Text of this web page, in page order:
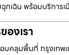
กเฉิน พร้อมบริการเ
งเรา
อบคลุมพื้นที่ กรุงเท